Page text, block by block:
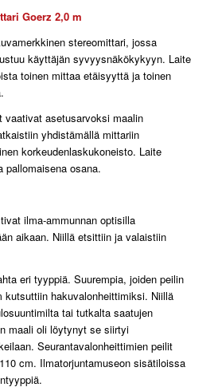
Goerz 2,0 m
stereomittari, jossa
käyttäjän syvyysnäkökykyyn. Laite
toinen mittaa etäisyyttä ja toinen
asetusarvoksi maalin
yhdistämällä mittariin
korkeudenlaskukoneisto. Laite
pallomaisena osana.
ilma-ammunnan optisilla
aikaan. Niillä etsittiin ja valaistiin
eri tyyppiä. Suurempia, joiden peilin
kutsuttiin hakuvalonheittimiksi. Niillä
tai tutkalta saatujen
maali oli löytynyt se siirtyi
Seurantavalonheittimien peilit
cm. Ilmatorjuntamuseon sisätiloissa